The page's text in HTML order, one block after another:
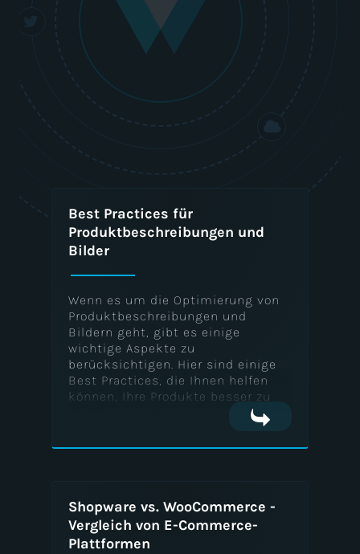
A/B-Testing
E-Commerce
Suchmaschinenoptimierung
Content Marketing
Social Media
E-Mail-Marketing
Best Practices für
Produktbeschreibungen und
Bilder
Wenn es um die Optimierung von
Produktbeschreibungen und
Bildern geht, gibt es einige
wichtige Aspekte zu
berücksichtigen. Hier sind einige
Best Practices, die Ihnen helfen
können, Ihre Produkte besser zu
präsentieren und die Conversion-
Shopware vs. WooCommerce -
Vergleich von E-Commerce-
Plattformen